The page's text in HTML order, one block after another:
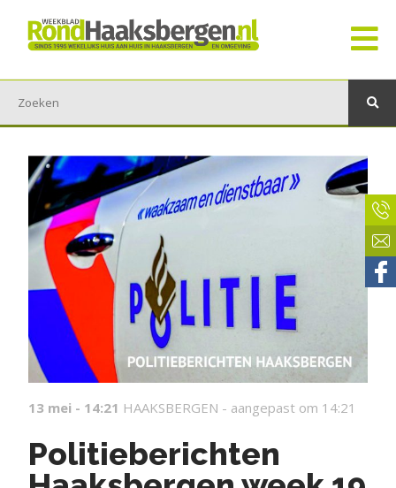
13 mei - 14:21 HAAKSBERGEN - aangepast om 14:21
Politieberichten